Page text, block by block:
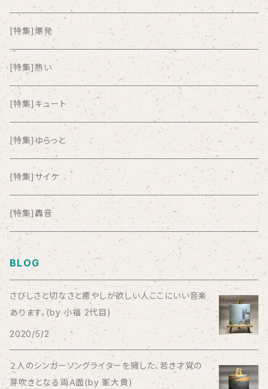
ALL ITEM 10 TIMES
Amia Calva
Amsterdamned
ANYO
And Summer Club
anticlockwise
Aysula
Bad Operation
Bagus!
BBBBBBB
[特集]爆発
[特集]熱い
[特集]キュート
[特集]ゆらっと
[特集]サイケ
[特集]轟音
BLOG
さびしさと切なさと癒やしが欲しい人ここにいい音楽
あります。(by 小福 2代目)
2020/5/2
２人のシンガーソングライターを擁した、若き才覚の
芽吹きとなる両Ａ面(by 峯大貴)